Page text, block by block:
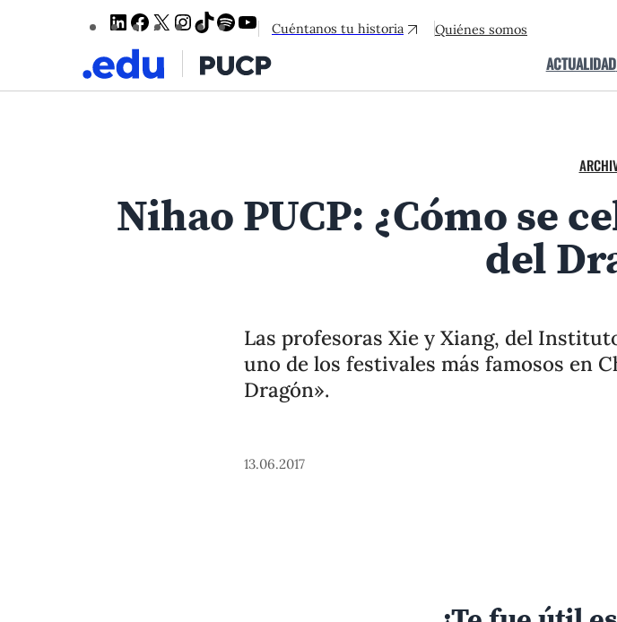
LinkedIn
Facebook
X Instagram
TikTok
Spotify
YouTube
Cuéntanos tu historia Quiénes somos
ACTUALIDAD
Nihao PUCP: ¿Cómo se
del
Las profesoras Xie y Xiang, del
uno de los festivales más famosos en
Dragón».
13.06.2017